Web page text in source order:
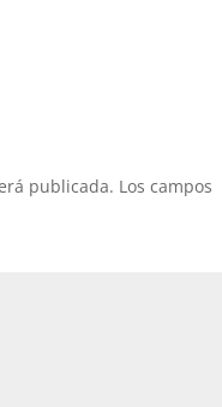
publicada. Los campos